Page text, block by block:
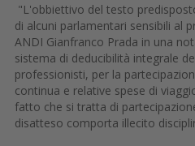
"L'obbiettivo del testo
di alcuni parlamentari sensibili al
ANDI Gianfranco Prada in una
sistema di deducibilità integrale
professionisti, per la
continua e relative spese di
fatto che si tratta di
disatteso comporta illecito